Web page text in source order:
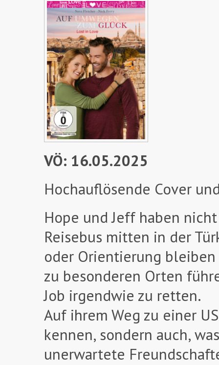
VÖ: 16.05.2025
Hochauflösende Cover
Hope und Jeff haben
Reisebus mitten in der
oder Orientierung
zu besonderen Orten
Job irgendwie zu retten.
Auf ihrem Weg zu einer
kennen, sondern auch,
unerwartete